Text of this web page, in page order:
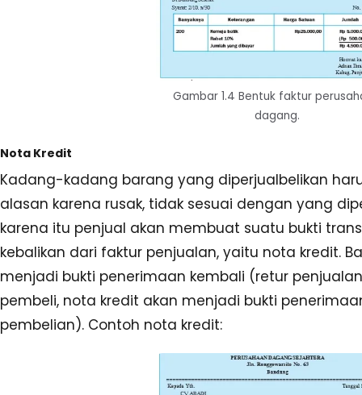
Gambar 1.4 Bentuk faktur
dagang.
Nota Kredit
Kadang-kadang barang yang diperjualbelikan
alasan karena rusak, tidak sesuai dengan yang
karena itu penjual akan membuat suatu bukti
kebalikan dari faktur penjualan, yaitu nota kredit.
menjadi bukti penerimaan kembali (retur
pembeli, nota kredit akan menjadi bukti
pembelian). Contoh nota kredit: